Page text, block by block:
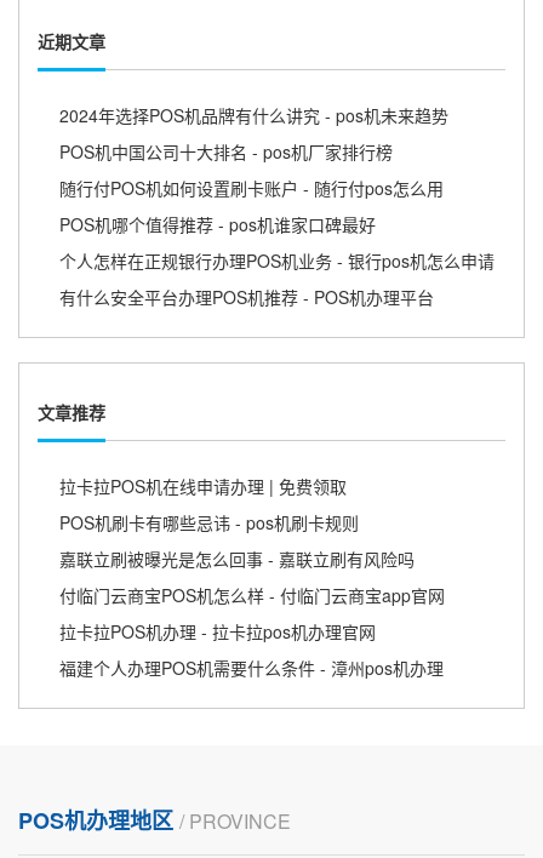
近期文章
2024年选择POS机品牌有什么讲究 - pos机未来趋势
POS机中国公司十大排名 - pos机厂家排行榜
随行付POS机如何设置刷卡账户 - 随行付pos怎么用
POS机哪个值得推荐 - pos机谁家口碑最好
个人怎样在正规银行办理POS机业务 - 银行pos机怎么申请
有什么安全平台办理POS机推荐 - POS机办理平台
文章推荐
拉卡拉POS机在线申请办理 | 免费领取
POS机刷卡有哪些忌讳 - pos机刷卡规则
嘉联立刷被曝光是怎么回事 - 嘉联立刷有风险吗
付临门云商宝POS机怎么样 - 付临门云商宝app官网
拉卡拉POS机办理 - 拉卡拉pos机办理官网
福建个人办理POS机需要什么条件 - 漳州pos机办理
POS机办理地区 / PROVINCE